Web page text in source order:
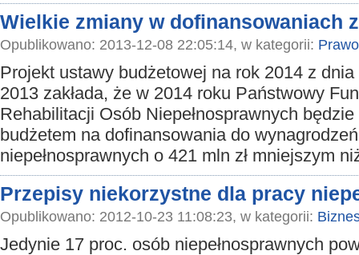
Wielkie zmiany w dofinansowaniach
Opublikowano: 2013-12-08 22:05:14, w kategorii: Prawo
Projekt ustawy budżetowej na rok 2014 z
2013 zakłada, że w 2014 roku Państwowy
Rehabilitacji Osób Niepełnosprawnych będzie
budżetem na dofinansowania do
niepełnosprawnych o 421 mln zł mniejszym
Przepisy niekorzystne dla pracy
Opublikowano: 2012-10-23 11:08:23, w kategorii:
Jedynie 17 proc. osób niepełnosprawnych